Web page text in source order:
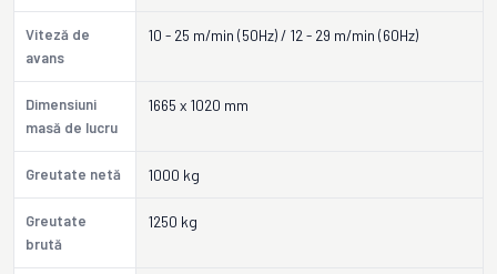
Viteză de
avans
10 - 25 m/min (50Hz) / 12 - 29 m/min (60Hz)
Dimensiuni
masă de lucru
1665 x 1020 mm
Greutate netă 1000 kg
Greutate
brută
1250 kg